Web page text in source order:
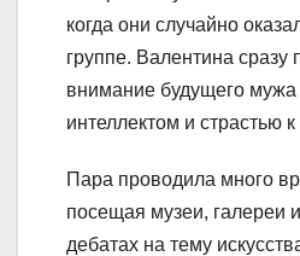
когда они случайно
группе. Валентина сразу
внимание будущего
интеллектом и страстью к
Пара проводила много
посещая музеи, галереи
дебатах на тему